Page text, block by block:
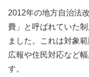
2012年の地方自治法
費」と呼ばれていた
ました。これは対象
広報や住民対応など
す。